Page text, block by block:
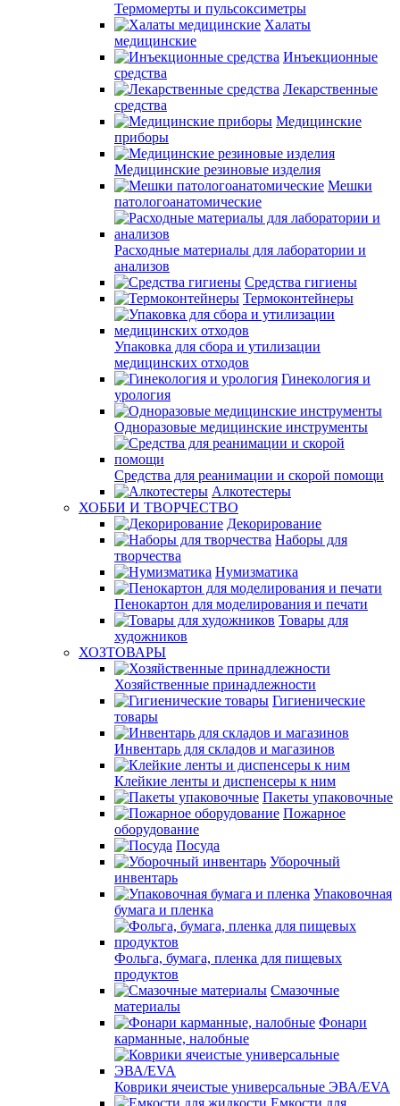
Термомерты и пульсоксиметры
Халаты
медицинские
Инъекционные
средства
Лекарственные
средства
Медицинские
приборы
Медицинские резиновые изделия
Мешки
патологоанатомические
Расходные материалы для лаборатории и
анализов
Средства гигиены
Термоконтейнеры
Упаковка для сбора и утилизации
медицинских отходов
Гинекология и
урология
Одноразовые медицинские инструменты
Средства для реанимации и скорой помощи
Алкотестеры
ХОББИ И ТВОРЧЕСТВО
Декорирование
Наборы для
творчества
Нумизматика
Пенокартон для моделирования и печати
Товары для
художников
ХОЗТОВАРЫ
Хозяйственные принадлежности
Гигиенические
товары
Инвентарь для складов и магазинов
Клейкие ленты и диспенсеры к ним
Пакеты упаковочные
Пожарное
оборудование
Посуда
Уборочный
инвентарь
Упаковочная
бумага и пленка
Фольга, бумага, пленка для пищевых
продуктов
Смазочные
материалы
Фонари
карманные, налобные
Коврики ячеистые универсальные ЭВА/EVA
Емкости для